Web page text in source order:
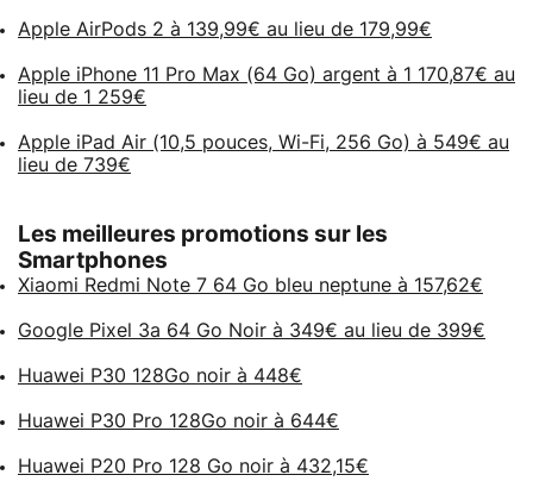
Apple AirPods 2 à 139,99€ au lieu de 179,99€
Apple iPhone 11 Pro Max (64 Go) argent à 1 170,87€ au
lieu de 1 259€
Apple iPad Air (10,5 pouces, Wi-Fi, 256 Go) à 549€ au
lieu de 739€
Les meilleures promotions sur les
Smartphones
Xiaomi Redmi Note 7 64 Go bleu neptune à 157,62€
Google Pixel 3a 64 Go Noir à 349€ au lieu de 399€
Huawei P30 128Go noir à 448€
Huawei P30 Pro 128Go noir à 644€
Huawei P20 Pro 128 Go noir à 432,15€